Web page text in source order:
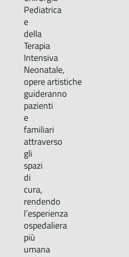
Pediatrica
e
della
Terapia
Intensiva
Neonatale,
opere artistiche
guideranno
pazienti
e
familiari
attraverso
gli
spazi
di
cura,
rendendo
l’esperienza
ospedaliera
più
umana